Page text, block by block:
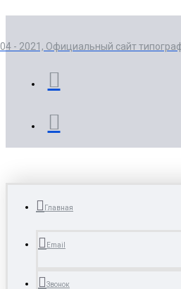
- 2021, Официальный сайт
Главная
Email
Звонок